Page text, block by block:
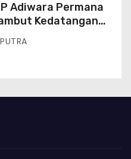
Adiwara Permana
Kedatangan
Barat